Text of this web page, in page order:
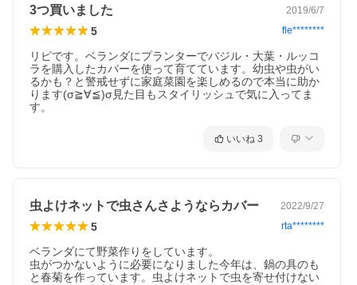
3つ買いました 2019/6/7
5 fle********
リピです。ベランダにプランターでバジル・大葉・ルッコ
ラを購入したカバーを使って育てています。幼虫や虫がい
るかも？と警戒せずに家庭菜園を楽しめるので本当に助か
ります(σ≧∀≦)σ見た目もスタイリッシュで気に入ってま
す。
いいね 3
虫よけネットで虫さんさようならカバー 2022/9/27
5 rta********
ベランダにて野菜作りをしています。
虫がつかないように必要になりました今年は、鍋の具のも
と春菊を作っています。虫よけネットで虫を寄せ付けない